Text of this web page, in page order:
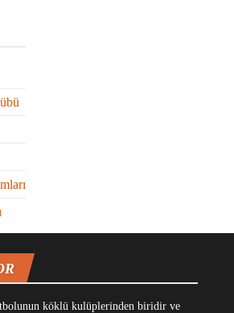
köklü kulüplerinden biridir ve